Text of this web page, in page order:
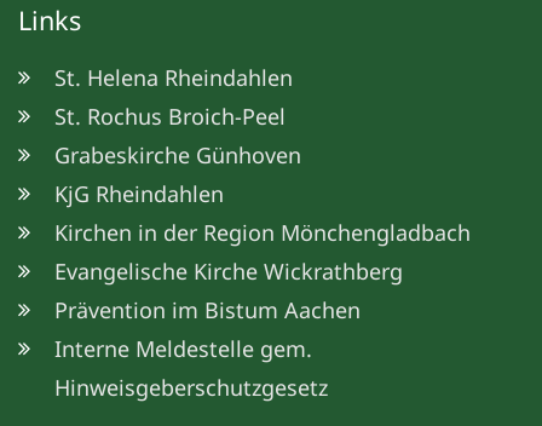
Links
St. Helena Rheindahlen
St. Rochus Broich-Peel
Grabeskirche Günhoven
KjG Rheindahlen
Kirchen in der Region Mönchengladbach
Evangelische Kirche Wickrathberg
Prävention im Bistum Aachen
Interne Meldestelle gem.
Hinweisgeberschutzgesetz